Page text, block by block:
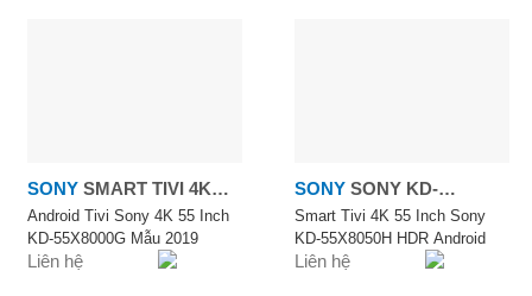
SONY SMART TIVI 4K
55''
Android Tivi Sony 4K 55 Inch
KD-55X8000G Mẫu 2019
Liên hệ
SONY SONY KD-
55X8050H HDR ANDROID
Smart Tivi 4K 55 Inch Sony
KD-55X8050H HDR Android
Liên hệ